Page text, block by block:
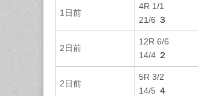
1日前
4R 1/1
21/6 ３
2日前
12R 6/6
14/4 ２
2日前
5R 3/2
14/5 ４